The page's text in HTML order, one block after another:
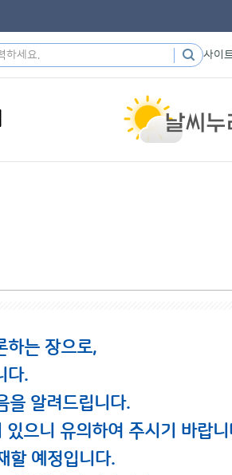
사이
하는 장으로,
다.
을 알려드립니다.
으니 유의하여 주시기 바랍니
할 예정입니다.